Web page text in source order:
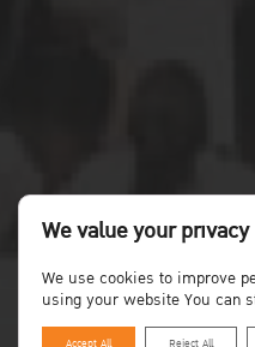
We value your privacy
We use cookies to improve
using your website You can